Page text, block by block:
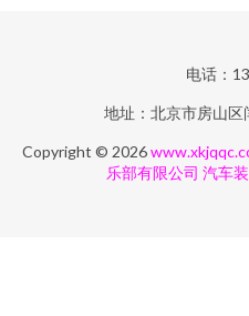
电话：
地址：北京市房山
Copyright © 2026
乐部有限公司 汽车